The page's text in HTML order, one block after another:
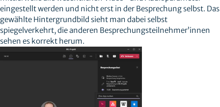
eingestellt werden und nicht erst in der Besprechung selbst. Das
gewählte Hintergrundbild sieht man dabei selbst
spiegelverkehrt, die anderen Besprechungsteilnehmer’innen
sehen es korrekt herum.